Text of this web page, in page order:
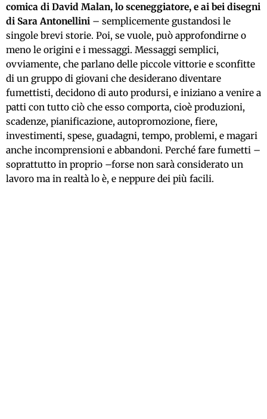
comica di David Malan, lo sceneggiatore, e ai bei disegni
di Sara Antonellini – semplicemente gustandosi le
singole brevi storie. Poi, se vuole, può approfondirne o
meno le origini e i messaggi. Messaggi semplici,
ovviamente, che parlano delle piccole vittorie e sconfitte
di un gruppo di giovani che desiderano diventare
fumettisti, decidono di auto prodursi, e iniziano a venire a
patti con tutto ciò che esso comporta, cioè produzioni,
scadenze, pianificazione, autopromozione, fiere,
investimenti, spese, guadagni, tempo, problemi, e magari
anche incomprensioni e abbandoni. Perché fare fumetti –
soprattutto in proprio –forse non sarà considerato un
lavoro ma in realtà lo è, e neppure dei più facili.